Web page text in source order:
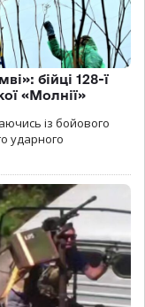
бійці 128-ї
«Молнії»
із бойового
ударного